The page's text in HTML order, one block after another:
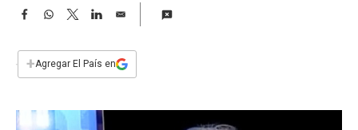
F
e
b
W
s
T
w
t
L
n
E
i
l
+Agregar El País en